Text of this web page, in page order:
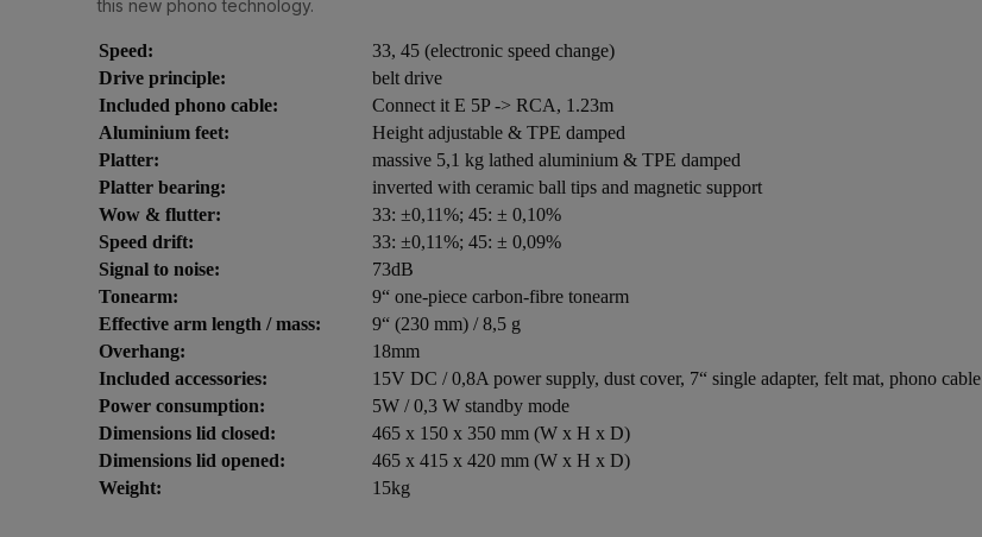
this new phono technology.
Speed:
33, 45 (electronic speed change)
Drive principle:
belt drive
Included phono cable:
Connect it E 5P -> RCA, 1.23m
Aluminium feet:
Height adjustable & TPE damped
Platter:
massive 5,1 kg lathed aluminium & TPE damped
Platter bearing:
inverted with ceramic ball tips and magnetic support
Wow & flutter:
33: ±0,11%; 45: ± 0,10%
Speed drift:
33: ±0,11%; 45: ± 0,09%
Signal to noise:
73dB
Tonearm:
9“ one-piece carbon-fibre tonearm
Effective arm length / mass:
9“ (230 mm) / 8,5 g
Overhang:
18mm
Included accessories:
15V DC / 0,8A power supply, dust cover, 7“ single adapter, felt mat, phono cable
Power consumption:
5W / 0,3 W standby mode
Dimensions lid closed:
465 x 150 x 350 mm (W x H x D)
Dimensions lid opened:
465 x 415 x 420 mm (W x H x D)
Weight:
15kg